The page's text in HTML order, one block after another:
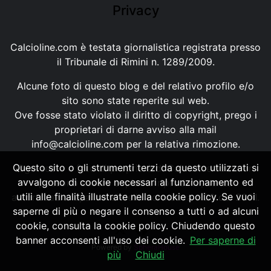
Privacy
Calcioline.com è testata giornalistica registrata presso
il Tribunale di Rimini n. 1289/2009.
Alcune foto di questo blog e del relativo profilo e/o
sito sono state reperite sul web.
Ove fosse stato violato il diritto di copyright, prego i
proprietari di darne avviso alla mail
info@calcioline.com per la relativa rimozione.
Ogni testo e foto di proprietà di Calcioline.com non
possono essere copiati o riprodotti, senza
autorizzazione, ai sensi della normativa n.29 del 2001.
Powered by SpheraHouse
Questo sito o gli strumenti terzi da questo utilizzati si
avvalgono di cookie necessari al funzionamento ed
utili alle finalità illustrate nella cookie policy. Se vuoi
saperne di più o negare il consenso a tutti o ad alcuni
cookie, consulta la cookie policy. Chiudendo questo
banner acconsenti all'uso dei cookie. Per saperne di
più
Chiudi